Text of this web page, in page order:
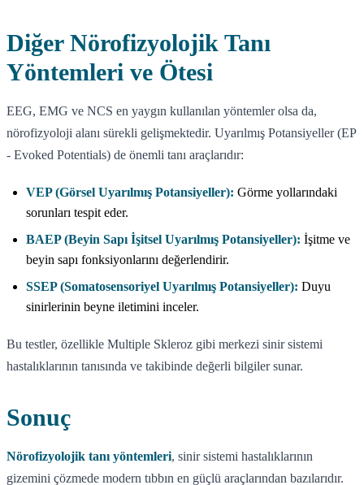
Diğer Nörofizyolojik Tanı
Yöntemleri ve Ötesi
EEG, EMG ve NCS en yaygın kullanılan yöntemler olsa da,
nörofizyoloji alanı sürekli gelişmektedir. Uyarılmış Potansiyeller (EP
- Evoked Potentials) de önemli tanı araçlarıdır:
VEP (Görsel Uyarılmış Potansiyeller): Görme yollarındaki
sorunları tespit eder.
BAEP (Beyin Sapı İşitsel Uyarılmış Potansiyeller): İşitme ve
beyin sapı fonksiyonlarını değerlendirir.
SSEP (Somatosensoriyel Uyarılmış Potansiyeller): Duyu
sinirlerinin beyne iletimini inceler.
Bu testler, özellikle Multiple Skleroz gibi merkezi sinir sistemi
hastalıklarının tanısında ve takibinde değerli bilgiler sunar.
Sonuç
Nörofizyolojik tanı yöntemleri, sinir sistemi hastalıklarının
gizemini çözmede modern tıbbın en güçlü araçlarından bazılarıdır.